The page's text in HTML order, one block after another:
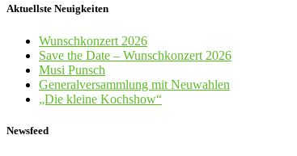
Aktuellste Neuigkeiten
Wunschkonzert 2026
Save the Date – Wunschkonzert 2026
Musi Punsch
Generalversammlung mit Neuwahlen
„Die kleine Kochshow“
Newsfeed